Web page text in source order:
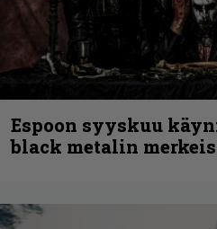
Espoon syyskuu
black metalin